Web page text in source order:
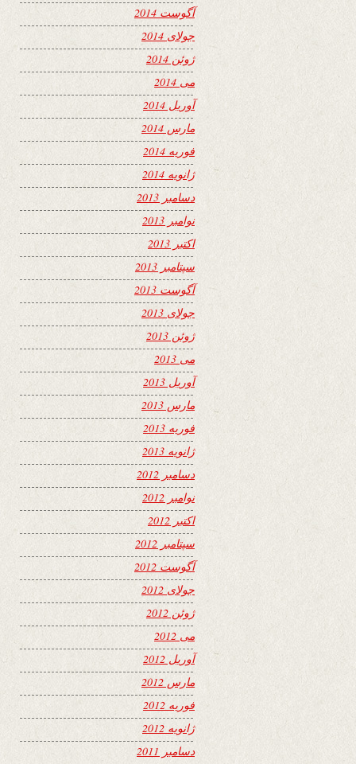
آگوست 2014
جولای 2014
ژوئن 2014
می 2014
آوریل 2014
مارس 2014
فوریه 2014
ژانویه 2014
دسامبر 2013
نوامبر 2013
اکتبر 2013
سپتامبر 2013
آگوست 2013
جولای 2013
ژوئن 2013
می 2013
آوریل 2013
مارس 2013
فوریه 2013
ژانویه 2013
دسامبر 2012
نوامبر 2012
اکتبر 2012
سپتامبر 2012
آگوست 2012
جولای 2012
ژوئن 2012
می 2012
آوریل 2012
مارس 2012
فوریه 2012
ژانویه 2012
دسامبر 2011